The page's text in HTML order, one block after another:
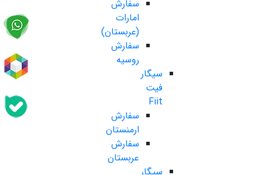
سفارش
امارات
(عربستان)
سفارش
روسیه
سیگار
فیت
Fiit
سفارش
ارمنستان
سفارش
عربستان
سیگار